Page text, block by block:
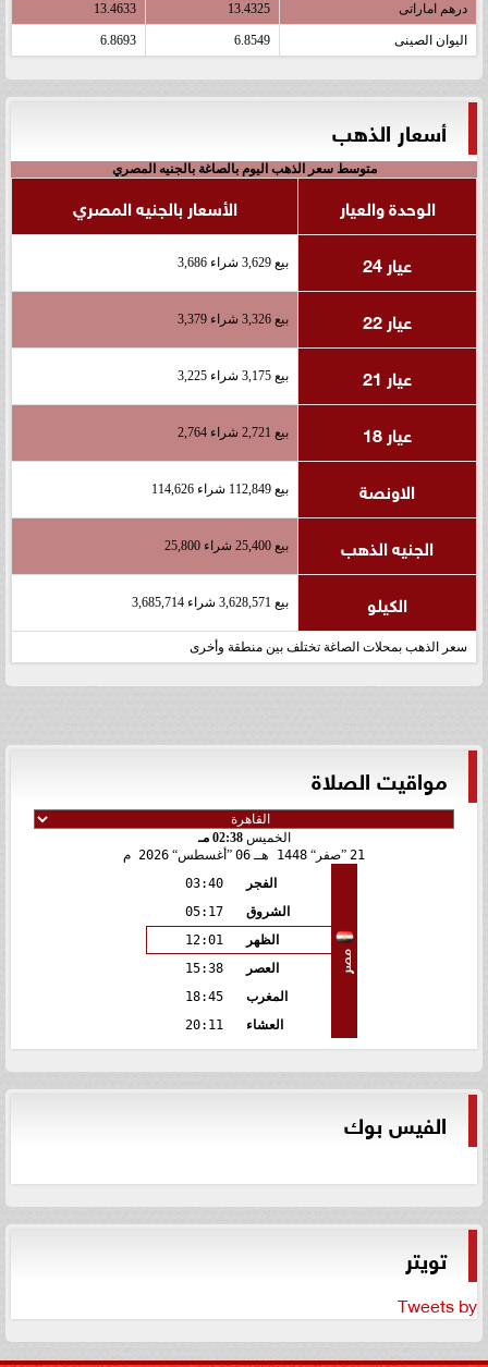
درهم اماراتى 13.4325
13.4633
اليوان الصينى 6.8549
6.8693
أسعار الذهب
متوسط سعر الذهب اليوم بالصاغة بالجنيه المصري
الوحدة والعيار
الأسعار بالجنيه المصري
عيار 24
بيع 3,629 شراء 3,686
عيار 22 بيع 3,326 شراء 3,379
عيار 21 بيع 3,175 شراء 3,225
عيار 18 بيع 2,721 شراء 2,764
الاونصة بيع 112,849 شراء 114,626
الجنيه الذهب بيع 25,400 شراء 25,800
الكيلو بيع 3,628,571 شراء 3,685,714
سعر الذهب بمحلات الصاغة تختلف بين منطقة وأخرى
مواقيت الصلاة
الخميس02:38 مـ
21 صفر 1448 هـ 06 أغسطس 2026 م
مصر
الفجر
03:40
الشروق
05:17
الظهر
12:01
العصر
15:38
المغرب
18:45
العشاء
20:11
الفيس بوك
تويتر
Tweets by